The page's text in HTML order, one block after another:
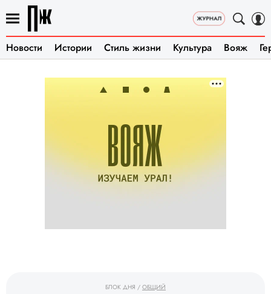
Новости Истории Стиль жизни Культура Вояж
БЛОК ДНЯ / ОБЩИЙ